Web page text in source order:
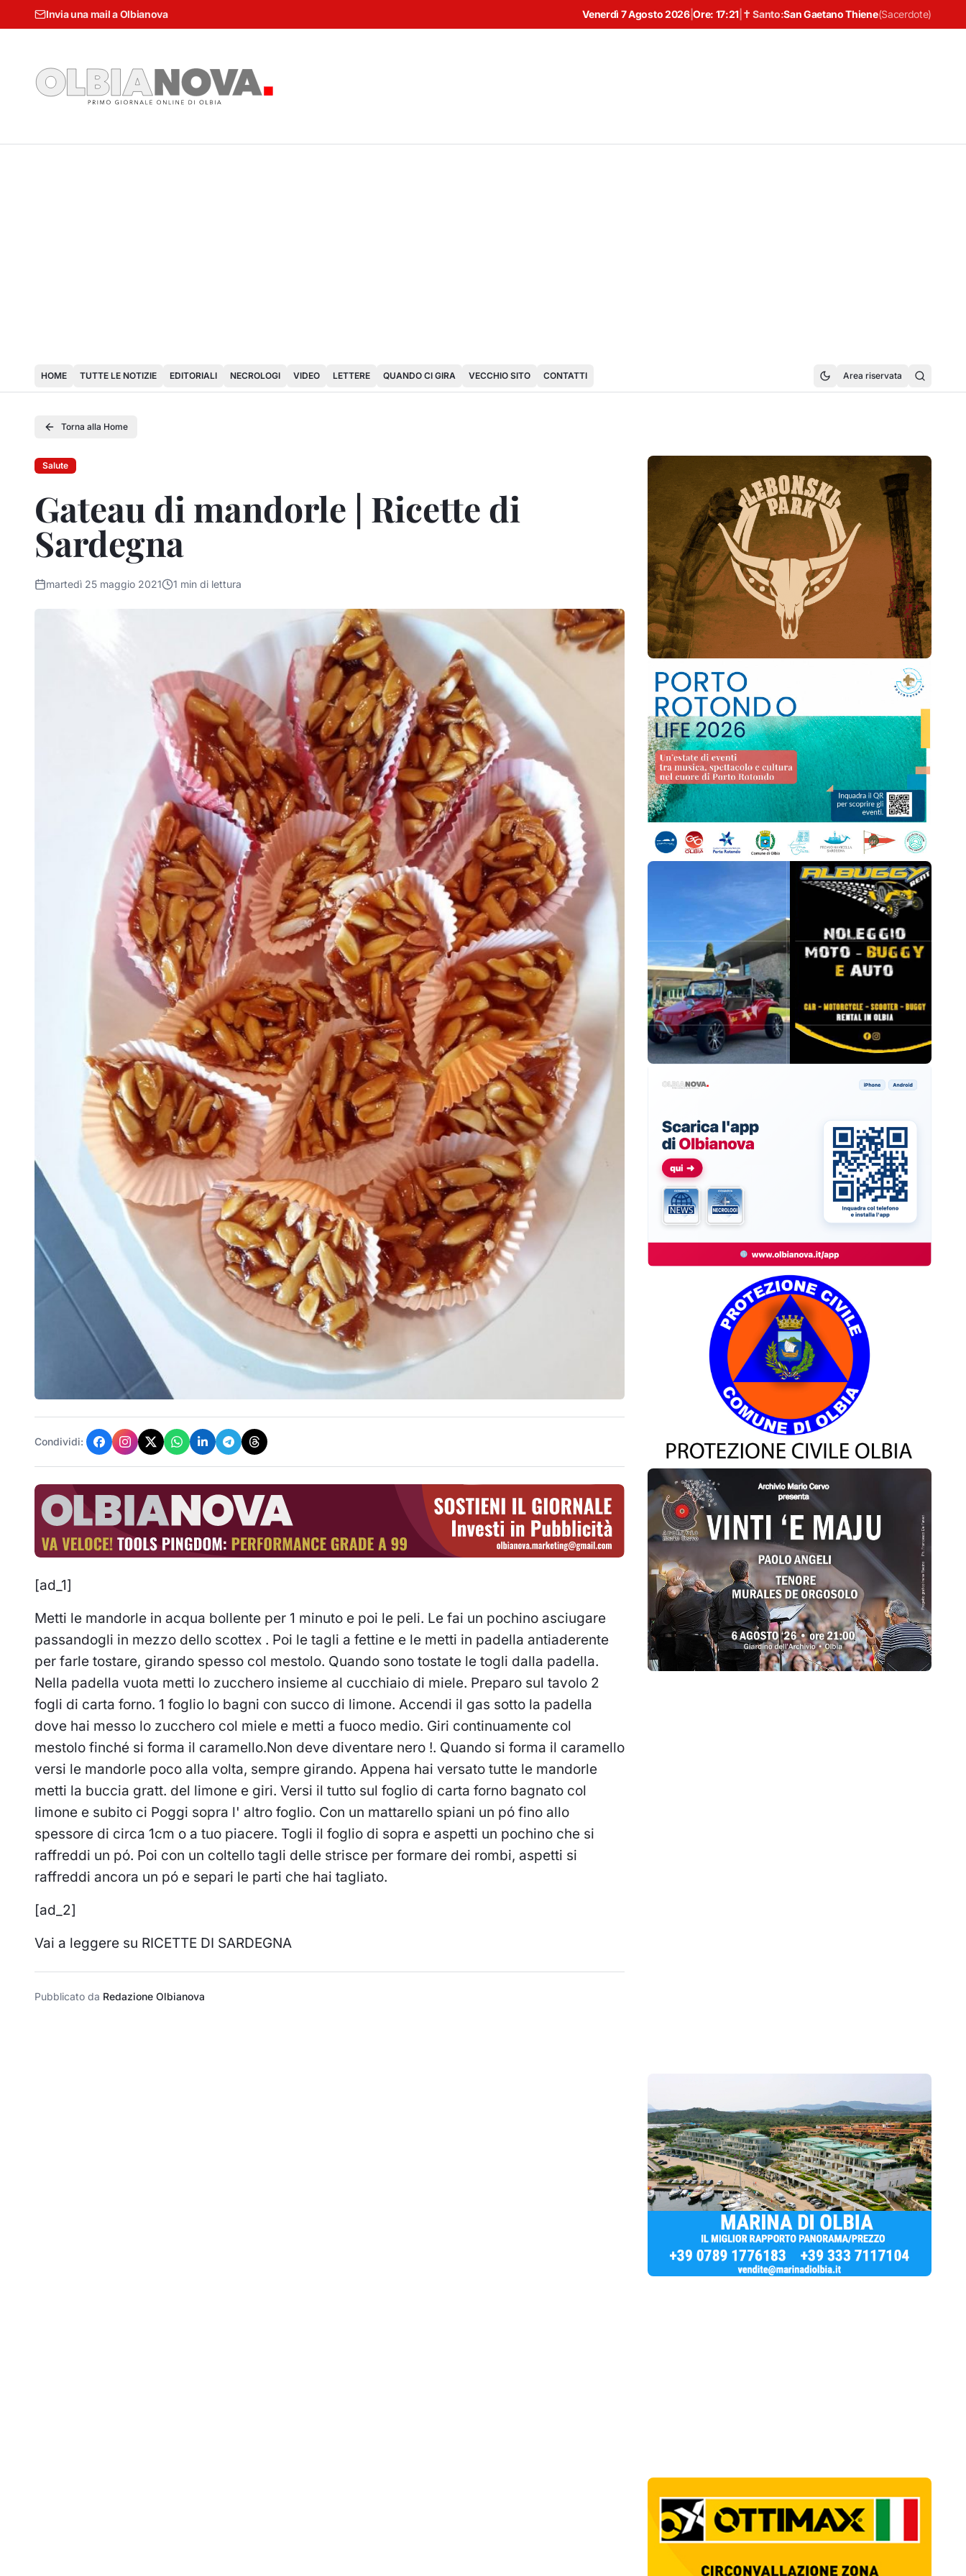
Invia una mail a Olbianova Venerdì 7 Agosto 2026|Ore: 17:21 ✝ Santo:San Gaetano Thiene(Sacerdote)
HOME TUTTE LE NOTIZIE EDITORIALI NECROLOGI VIDEO LETTERE QUANDO CI GIRA VECCHIO SITO CONTATTI Area riservata
Torna alla Home
Salute
Gateau di mandorle | Ricette di
Sardegna
martedì 25 maggio 2021 1 min di lettura
Condividi:
[ad_1]
Metti le mandorle in acqua bollente per 1 minuto e poi le peli. Le fai un pochino asciugare
passandogli in mezzo dello scottex . Poi le tagli a fettine e le metti in padella antiaderente
per farle tostare, girando spesso col mestolo. Quando sono tostate le togli dalla padella.
Nella padella vuota metti lo zucchero insieme al cucchiaio di miele. Preparo sul tavolo 2
fogli di carta forno. 1 foglio lo bagni con succo di limone. Accendi il gas sotto la padella
dove hai messo lo zucchero col miele e metti a fuoco medio. Giri continuamente col
mestolo finché si forma il caramello.Non deve diventare nero !. Quando si forma il caramello
versi le mandorle poco alla volta, sempre girando. Appena hai versato tutte le mandorle
metti la buccia gratt. del limone e giri. Versi il tutto sul foglio di carta forno bagnato col
limone e subito ci Poggi sopra l' altro foglio. Con un mattarello spiani un pó fino allo
spessore di circa 1cm o a tuo piacere. Togli il foglio di sopra e aspetti un pochino che si
raffreddi un pó. Poi con un coltello tagli delle strisce per formare dei rombi, aspetti si
raffreddi ancora un pó e separi le parti che hai tagliato.
[ad_2]
Vai a leggere su RICETTE DI SARDEGNA
Pubblicato da Redazione Olbianova